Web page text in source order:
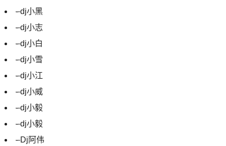
-dj小黑
-dj小志
-dj小白
-dj小雪
-dj小江
-dj小威
-dj小毅
-dj小毅
-Dj阿伟